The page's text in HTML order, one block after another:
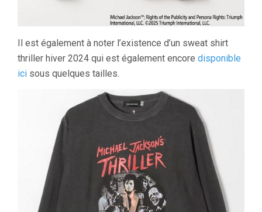
Il est également à noter l’existence d’un sweat shirt
thriller hiver 2024 qui est également encore disponible
ici sous quelques tailles.